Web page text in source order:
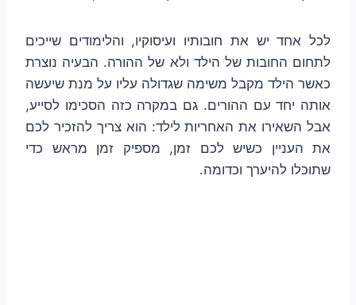
לכל אחד יש את חובותיו ועיסוקיו, והלימודים שייכים
לתחום החובות של הילד ולא של ההורה. הבעיה נוצרת
כאשר הילד מקבל משימה שגדולה עליו על מנת שיעשה
אותה יחד עם ההורים. גם במקרה כזה הסכימו לסייע,
אבל השאירו את האחריות לילד: הוא צריך להזכיר לכם
את העניין כשיש לכם זמן, מספיק זמן מראש כדי
שתוכלו להיערך וכדומה.